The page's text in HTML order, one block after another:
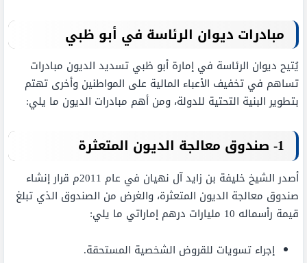
مبادرات ديوان الرئاسة في أبو ظبي
يُتيح ديوان الرئاسة في إمارة أبو ظبي تسديد الديون مبادرات
تساهم في تخفيف الأعباء المالية على المواطنين وأخرى تهتم
بتطوير البنية التحتية للدولة، ومن أهم مبادرات الديون ما يلي:
1- صندوق معالجة الديون المتعثرة
أصدر الشيخ خليفة بن زايد آل نهيان في عام 2011م قرار إنشاء
صندوق معالجة الديون المتعثرة، والغرض من الصندوق الذي تبلغ
قيمة رأسماله 10 مليارات درهم إماراتي ما يلي:
إجراء تسويات للقروض الشخصية المستحقة.